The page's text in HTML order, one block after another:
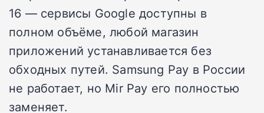
16 — сервисы Google доступны в
полном объёме, любой магазин
приложений устанавливается без
обходных путей. Samsung Pay в России
не работает, но Mir Pay его полностью
заменяет.